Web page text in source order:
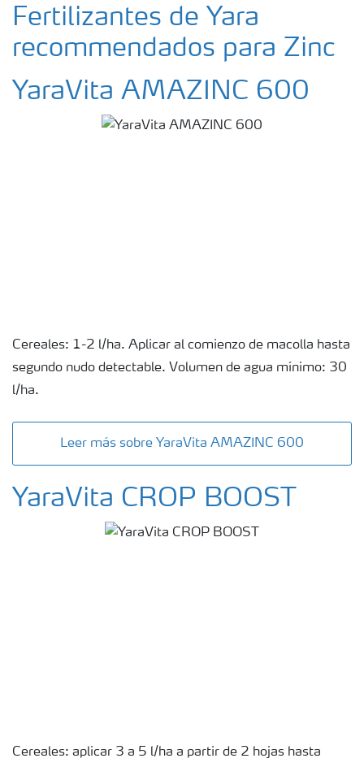
Fertilizantes de Yara
recommendados para Zinc
YaraVita AMAZINC 600
Cereales: 1-2 l/ha. Aplicar al comienzo de macolla hasta
segundo nudo detectable. Volumen de agua mínimo: 30
l/ha.
Leer más sobre YaraVita AMAZINC 600
YaraVita CROP BOOST
Cereales: aplicar 3 a 5 l/ha a partir de 2 hojas hasta